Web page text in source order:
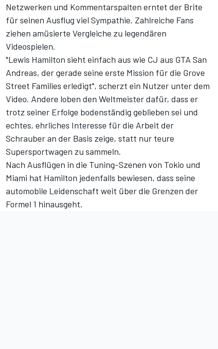
Netzwerken und Kommentarspalten erntet der Brite
für seinen Ausflug viel Sympathie. Zahlreiche Fans
ziehen amüsierte Vergleiche zu legendären
Videospielen.
"Lewis Hamilton sieht einfach aus wie CJ aus GTA San
Andreas, der gerade seine erste Mission für die Grove
Street Families erledigt", scherzt ein Nutzer unter dem
Video. Andere loben den Weltmeister dafür, dass er
trotz seiner Erfolge bodenständig geblieben sei und
echtes, ehrliches Interesse für die Arbeit der
Schrauber an der Basis zeige, statt nur teure
Supersportwagen zu sammeln.
Nach Ausflügen in die Tuning-Szenen von Tokio und
Miami hat Hamilton jedenfalls bewiesen, dass seine
automobile Leidenschaft weit über die Grenzen der
Formel 1 hinausgeht.